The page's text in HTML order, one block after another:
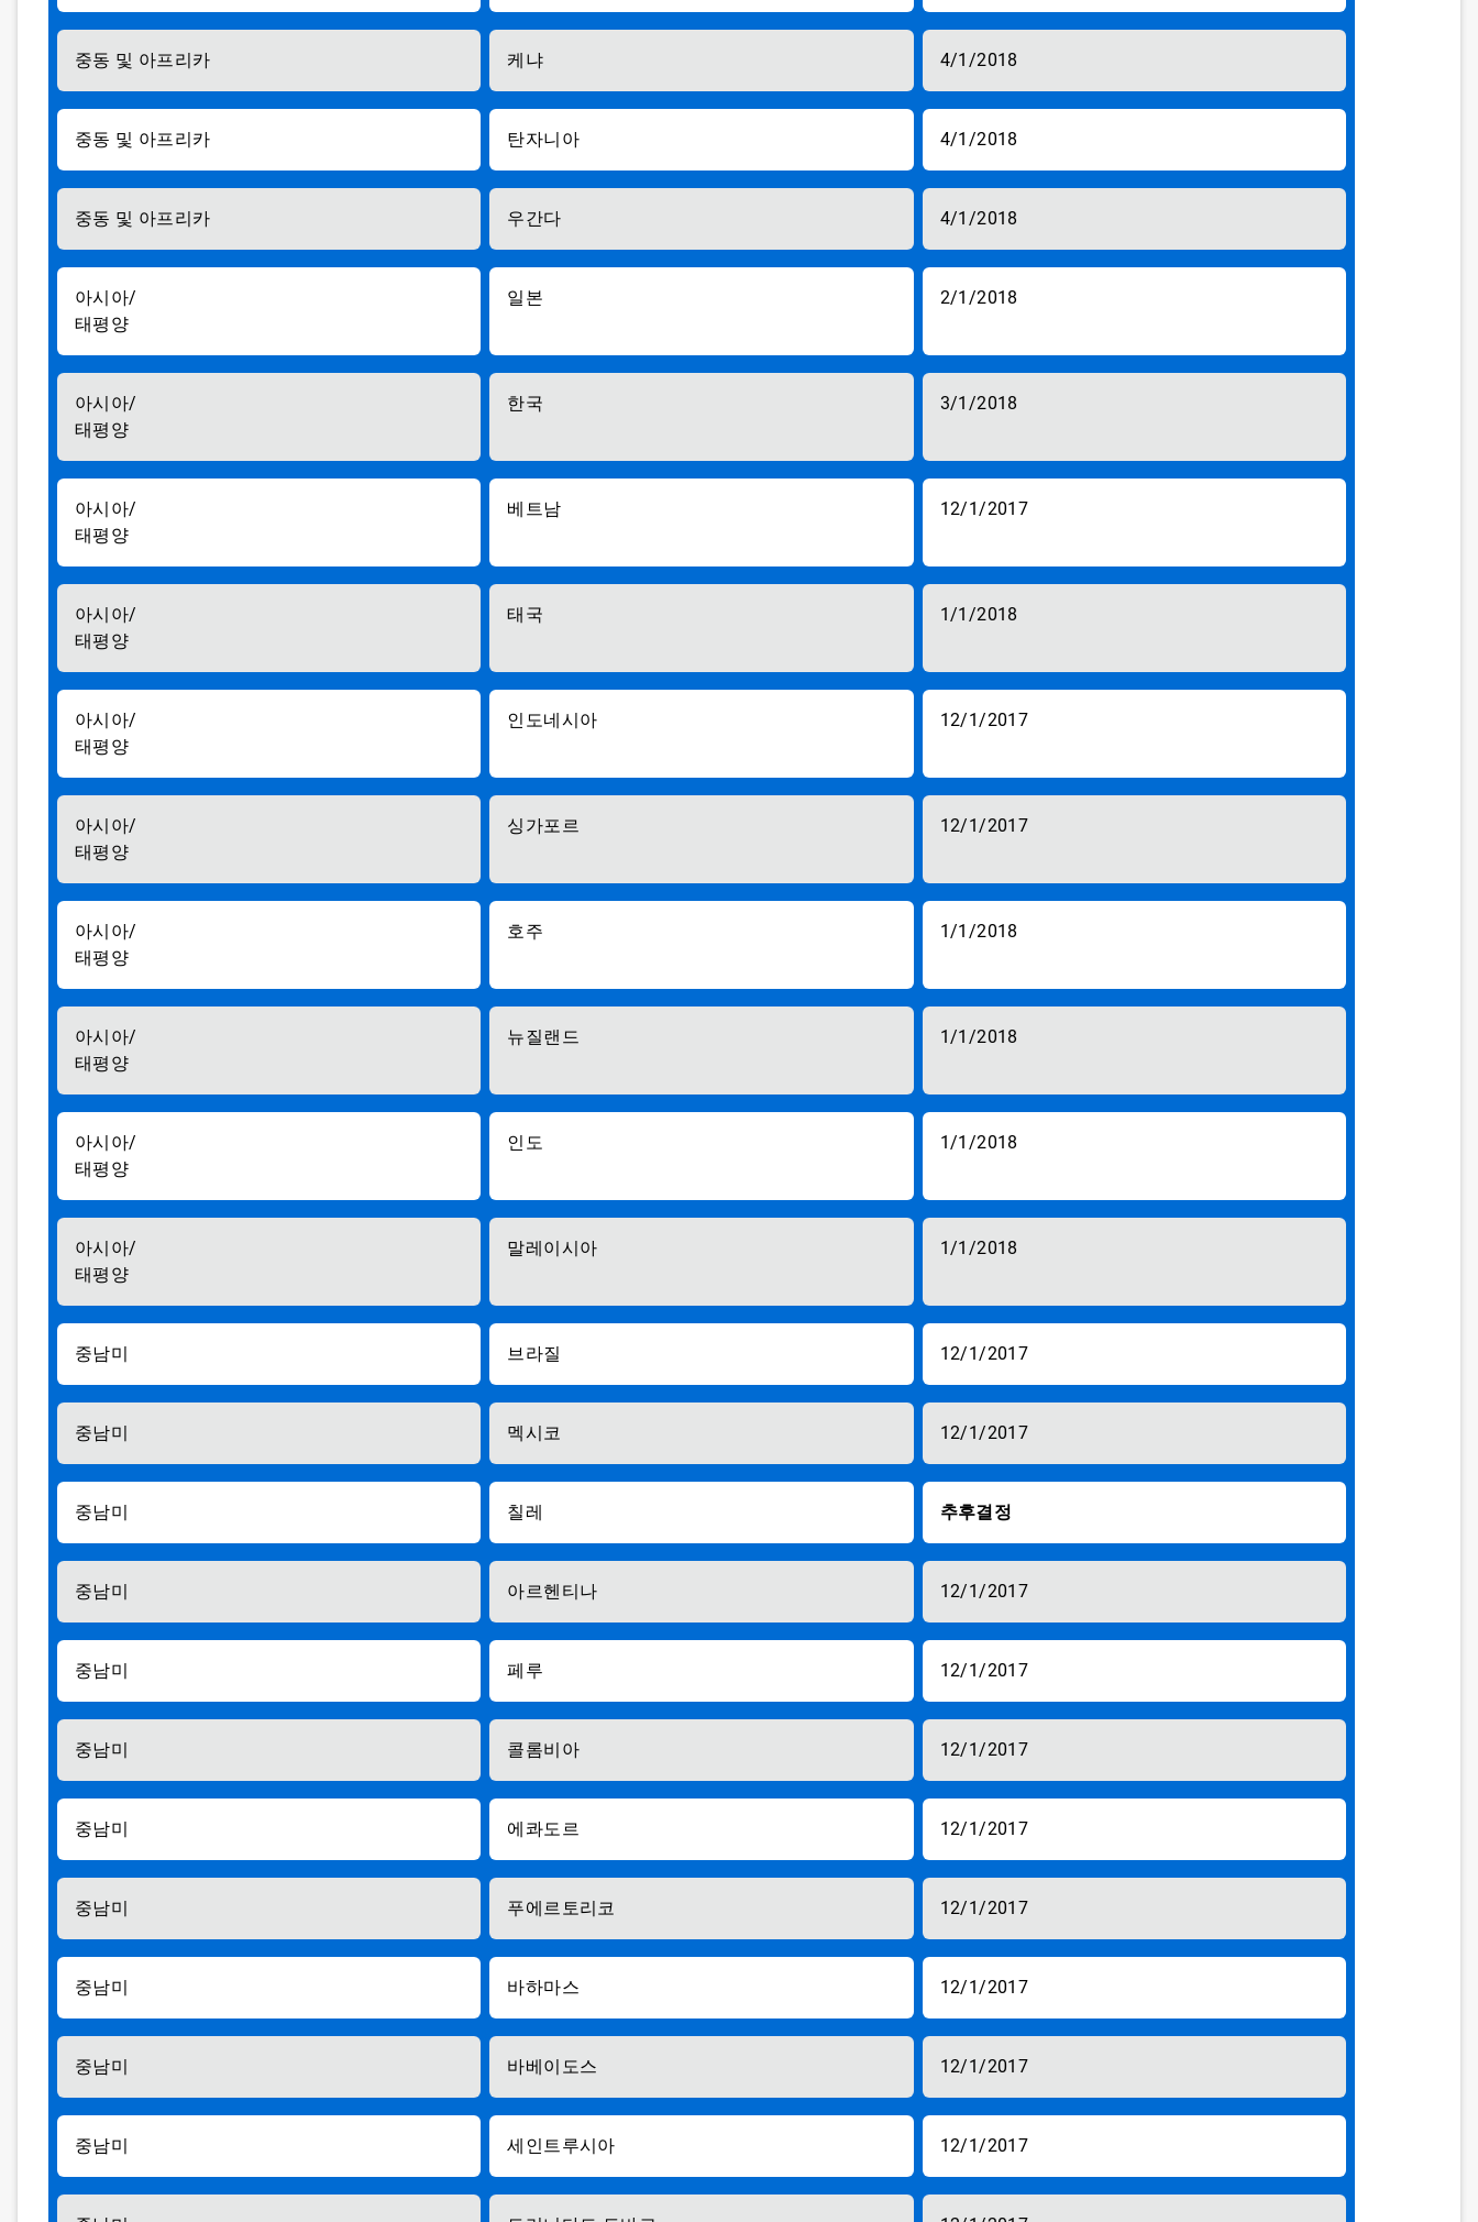
중동 및 아프리카 케냐 4/1/2018
중동 및 아프리카 탄자니아 4/1/2018
중동 및 아프리카 우간다 4/1/2018
아시아/
태평양
일본 2/1/2018
아시아/
태평양
한국 3/1/2018
아시아/
태평양
베트남 12/1/2017
아시아/
태평양
태국 1/1/2018
아시아/
태평양
인도네시아 12/1/2017
아시아/
태평양
싱가포르 12/1/2017
아시아/
태평양
호주 1/1/2018
아시아/
태평양
뉴질랜드 1/1/2018
아시아/
태평양
인도 1/1/2018
아시아/
태평양
말레이시아 1/1/2018
중남미 브라질 12/1/2017
중남미 멕시코 12/1/2017
중남미 칠레 추후결정
중남미 아르헨티나 12/1/2017
중남미 페루 12/1/2017
중남미 콜롬비아 12/1/2017
중남미 에콰도르 12/1/2017
중남미 푸에르토리코 12/1/2017
중남미 바하마스 12/1/2017
중남미 바베이도스 12/1/2017
중남미 세인트루시아 12/1/2017